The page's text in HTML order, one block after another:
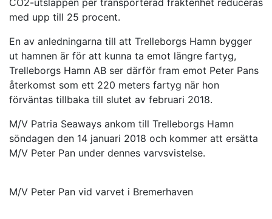
CO2-utsläppen per transporterad fraktenhet reduceras
med upp till 25 procent.
En av anledningarna till att Trelleborgs Hamn bygger
ut hamnen är för att kunna ta emot längre fartyg,
Trelleborgs Hamn AB ser därför fram emot Peter Pans
återkomst som ett 220 meters fartyg när hon
förväntas tillbaka till slutet av februari 2018.
M/V Patria Seaways ankom till Trelleborgs Hamn
söndagen den 14 januari 2018 och kommer att ersätta
M/V Peter Pan under dennes varvsvistelse.
M/V Peter Pan vid varvet i Bremerhaven